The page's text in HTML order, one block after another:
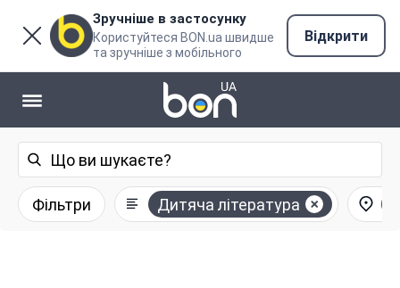
Зручніше в застосунку
Користуйтеся BON.ua швидше
та зручніше з мобільного
Відкрити
Фільтри Дитяча література